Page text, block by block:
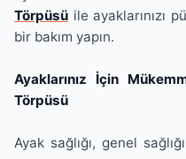
Törpüsü ile ayaklarınızı
bir bakım yapın.
Ayaklarınız İçin
Törpüsü
Ayak sağlığı, genel